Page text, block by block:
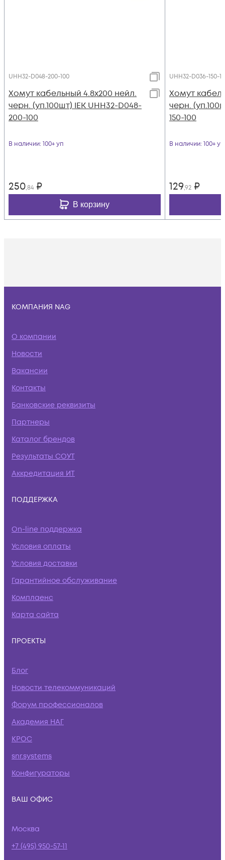
UHH32-D048-200-100
Хомут кабельный 4.8х200 нейл.
черн. (уп.100шт) IEK UHH32-D048-
200-100
В наличии: 100+ уп
250,84 ₽
В корзину
UHH32-D036-150-
Хомут
черн.
150-100
В наличии: 100+ уп
129,92 ₽
КОМПАНИЯ NAG
О компании
Новости
Вакансии
Контакты
Банковские реквизиты
Партнеры
Каталог брендов
Результаты СОУТ
Аккредитация ИТ
ПОДДЕРЖКА
On-line поддержка
Условия оплаты
Условия доставки
Гарантийное обслуживание
Комплаенс
Карта сайта
ПРОЕКТЫ
Блог
Новости телекоммуникаций
Форум профессионалов
Академия НАГ
КРОС
snr.systems
Конфигураторы
ВАШ ОФИС
Москва
+7 (495) 950-57-11